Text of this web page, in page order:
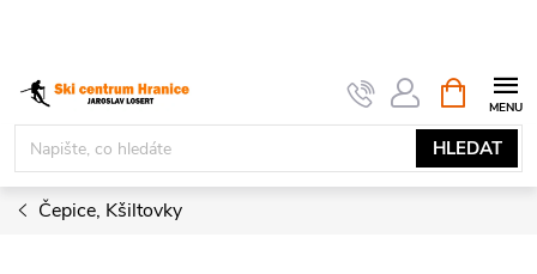
obsah
HLEDAT
NÁKUPNÍ
KOŠÍK
Čepice, Kšiltovky